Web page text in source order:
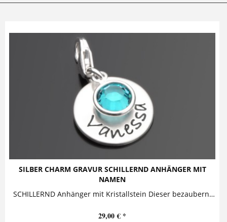
SILBER CHARM GRAVUR SCHILLERND ANHÄNGER MIT
NAMEN
SCHILLERND Anhänger mit Kristallstein Dieser bezaubernde Silberanhänger mit Namensgravur ist zusammen mit einem schillernden Kristallstein an...
29,00 € *